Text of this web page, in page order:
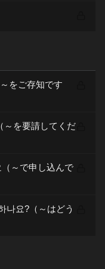
をご存知です
を要請してくだ
～で申し込んで
나요?（～はどう